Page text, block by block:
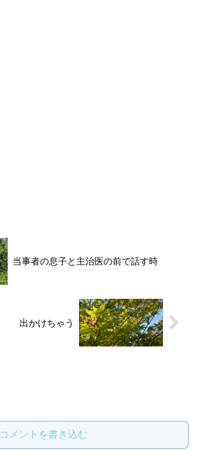
当事者の息子と主治医の前で話す時
出かけちゃう
コメントを書き込む